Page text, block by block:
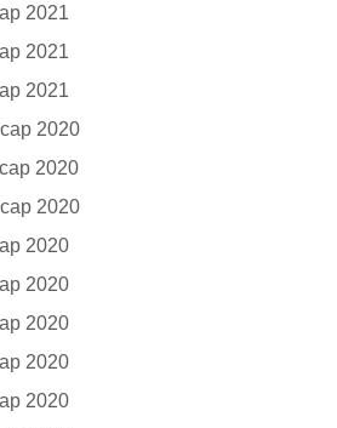
2021
2021
2021
2020
2020
2020
2020
2020
2020
2020
2020